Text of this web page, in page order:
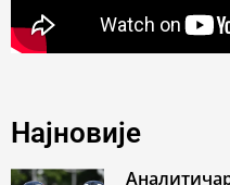
Најновије